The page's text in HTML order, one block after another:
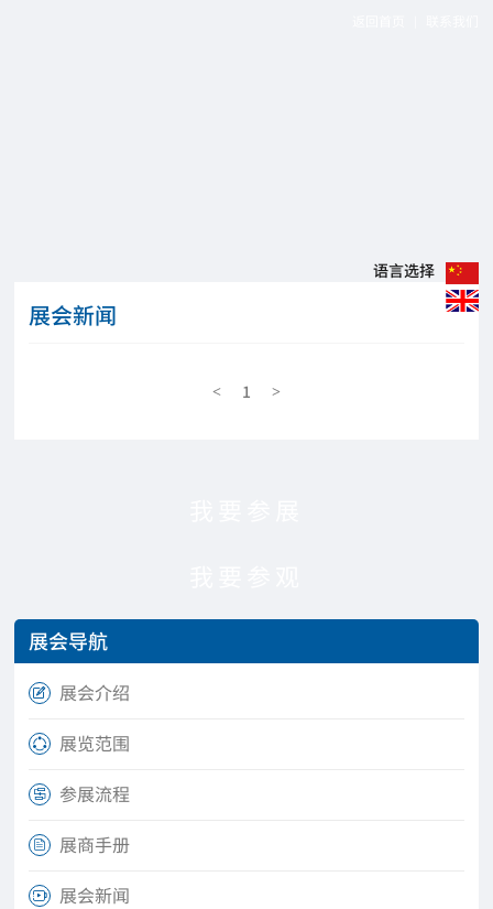
语言选择
展会新闻
< 1 >
展会导航
 展会介绍
 展览范围
 参展流程
 展商手册
 展会新闻